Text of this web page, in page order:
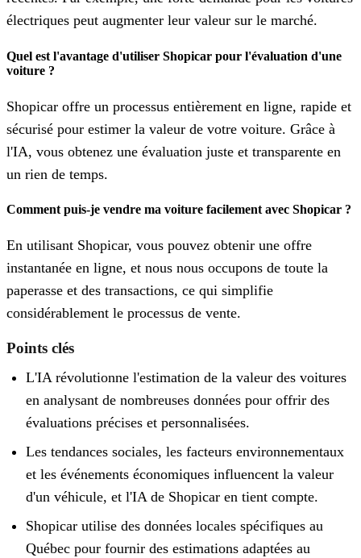
électriques peut augmenter leur valeur sur le marché.
Quel est l'avantage d'utiliser Shopicar pour l'évaluation d'une
voiture ?
Shopicar offre un processus entièrement en ligne, rapide et
sécurisé pour estimer la valeur de votre voiture. Grâce à
l'IA, vous obtenez une évaluation juste et transparente en
un rien de temps.
Comment puis-je vendre ma voiture facilement avec Shopicar ?
En utilisant Shopicar, vous pouvez obtenir une offre
instantanée en ligne, et nous nous occupons de toute la
paperasse et des transactions, ce qui simplifie
considérablement le processus de vente.
Points clés
L'IA révolutionne l'estimation de la valeur des voitures
en analysant de nombreuses données pour offrir des
évaluations précises et personnalisées.
Les tendances sociales, les facteurs environnementaux
et les événements économiques influencent la valeur
d'un véhicule, et l'IA de Shopicar en tient compte.
Shopicar utilise des données locales spécifiques au
Québec pour fournir des estimations adaptées au